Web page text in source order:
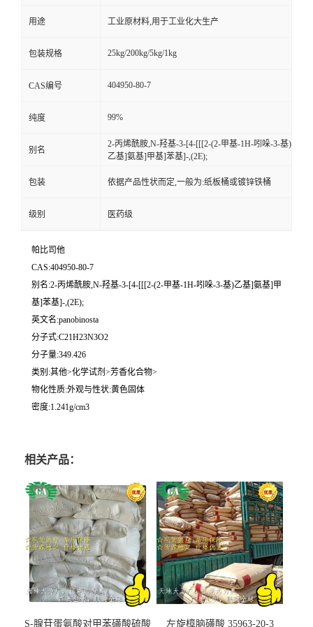
用途 工业原材料,用于工业化大生产
包装规格 25kg/200kg/5kg/1kg
CAS编号 404950-80-7
纯度 99%
别名
2-丙烯酰胺,N-羟基-3-[4-[[[2-(2-甲基-1H-吲哚-3-基)
乙基]氨基]甲基]苯基]-,(2E);
包装 依据产品性状而定,一般为:纸板桶或镀锌铁桶
级别 医药级
帕比司他
CAS:404950-80-7
别名:2-丙烯酰胺,N-羟基-3-[4-[[[2-(2-甲基-1H-吲哚-3-基)乙基]氨基]甲
基]苯基]-,(2E);
英文名:panobinosta
分子式:C21H23N3O2
分子量:349.426
类别:其他>化学试剂>芳香化合物>
物化性质:外观与性状:黄色固体
密度:1.241g/cm3
相关产品：
S-腺苷蛋氨酸对甲苯磺酸硫酸 左旋樟脑磺酸 35963-20-3